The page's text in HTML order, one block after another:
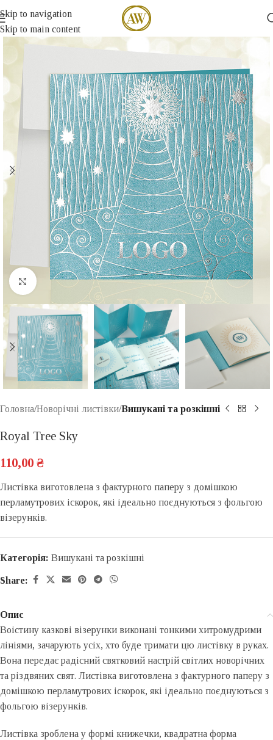
Skip to navigation
Skip to main content
Click to enlarge
Головна Новорічні листівки Вишукані та розкішні
Royal Tree Sky
110,00 ₴
Листівка виготовлена ​​з фактурного паперу з домішкою
перламутрових іскорок, які ідеально поєднуються з фольгою
візерунків.
Категорія: Вишукані та розкішні
Share:
Опис
Воістину казкові візерунки виконані тонкими хитромудрими
лініями, зачарують усіх, хто буде тримати цю листівку в руках.
Вона передає радісний святковий настрій світлих новорічних
та різдвяних свят. Листівка виготовлена ​​з фактурного паперу з
домішкою перламутрових іскорок, які ідеально поєднуються з
фольгою візерунків.
Листівка зроблена у формі книжечки, квадратна форма